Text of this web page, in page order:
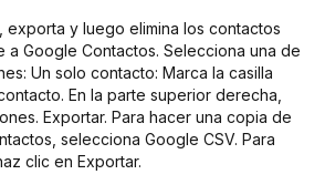
exporta y luego elimina los contactos
a Google Contactos. Selecciona una de
Un solo contacto: Marca la casilla
En la parte superior derecha,
Exportar. Para hacer una copia de
selecciona Google CSV. Para
clic en Exportar.